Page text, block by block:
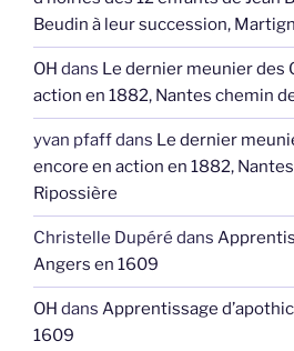
Beudin à leur succession,
OH dans Le dernier meunier des
action en 1882, Nantes chemin
yvan pfaffdans Le dernier
encore en action en 1882,
Ripossière
Christelle Dupéré dans
Angers en 1609
OH dans Apprentissage
1609